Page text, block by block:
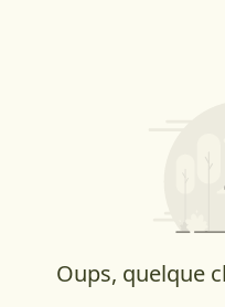
Oups, quelque